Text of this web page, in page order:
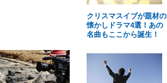
クリスマスイブが題材の
懐かしドラマ4選！あの
名曲もここから誕生！